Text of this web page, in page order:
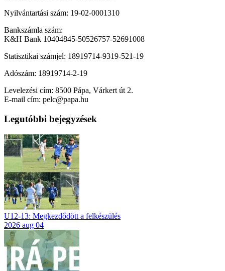
Nyilvántartási szám: 19-02-0001310
Bankszámla szám:
K&H Bank 10404845-50526757-52691008
Statisztikai számjel: 18919714-9319-521-19
Adószám: 18919714-2-19
Levelezési cím: 8500 Pápa, Várkert út 2.
E-mail cím: pelc@papa.hu
Legutóbbi bejegyzések
U12-13: Megkezdődött a felkészülés
2026 aug 04